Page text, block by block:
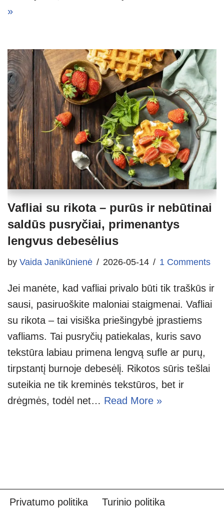
»
Vafliai su rikota – purūs ir nebūtinai
saldūs pusryčiai, primenantys
lengvus debesėlius
by Vaida Janikūnienė 2026-05-14 1 Comments
Jei manėte, kad vafliai privalo būti tik traškūs ir
sausi, pasiruoškite maloniai staigmenai. Vafliai
su rikota – tai visiška priešingybė įprastiems
vafliams. Tai pusryčių patiekalas, kuris savo
tekstūra labiau primena lengvą sufle ar purų,
tirpstantį burnoje debesėlį. Rikotos sūris tešlai
suteikia ne tik kreminės tekstūros, bet ir
drėgmės, todėl net… Read More »
Privatumo politika
Turinio politika